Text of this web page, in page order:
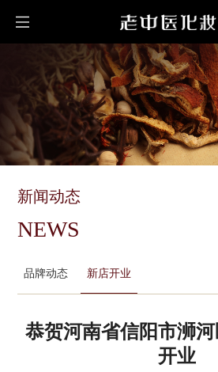
新闻动态
NEWS
品牌动态 新店开业
恭贺河南省信阳市浉
开业